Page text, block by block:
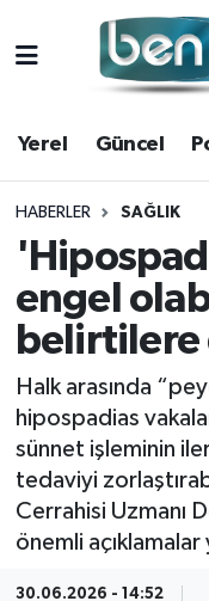
Yerel Güncel
HABERLER SAĞLIK
engel
Halk arasında
hipospadias
sünnet işleminin
tedaviyi
Cerrahisi Uzmanı
önemli açıklamalar
30.06.2026 - 14:52
Yerel
Güncel
Politika
Spor
Ekonomi
Sağlık
Magazin
Kültür Sanat
Hava Durumu
Trafik Durumu
Süper Lig Puan
Tüm Manşetler
Son Dakika
Haber Arşivi